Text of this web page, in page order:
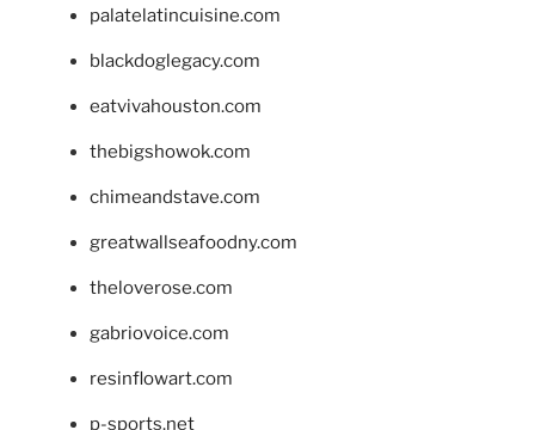
palatelatincuisine.com
blackdoglegacy.com
eatvivahouston.com
thebigshowok.com
chimeandstave.com
greatwallseafoodny.com
theloverose.com
gabriovoice.com
resinflowart.com
p-sports.net